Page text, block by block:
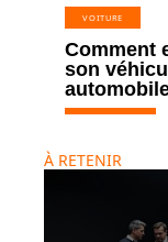
VOITURE
Comment
son
À RETENIR